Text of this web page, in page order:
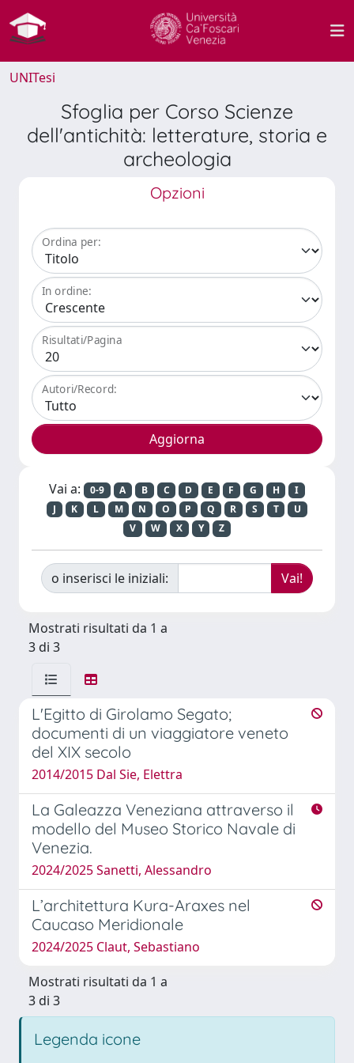
UNITesi
Sfoglia per Corso Scienze
dell'antichità: letterature, storia e
archeologia
Opzioni
Ordina per:
In ordine:
Risultati/Pagina
Autori/Record:
Vai a: 0-9 A B C D E F G H
I
J
K L M N O P Q R S T
U
V
W X Y Z
o inserisci le iniziali:
Mostrati risultati da 1 a
3 di 3
L'Egitto di Girolamo Segato;
documenti di un viaggiatore veneto
del XIX secolo
2014/2015 Dal Sie, Elettra
La Galeazza Veneziana attraverso il
modello del Museo Storico Navale di
Venezia.
2024/2025 Sanetti, Alessandro
L’architettura Kura-Araxes nel
Caucaso Meridionale
2024/2025 Claut, Sebastiano
Mostrati risultati da 1 a
3 di 3
Legenda icone